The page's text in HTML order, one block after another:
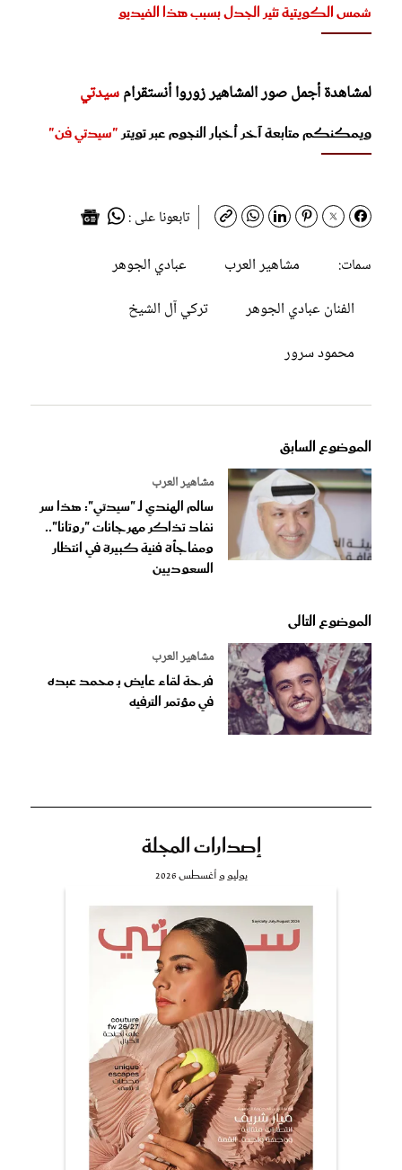
شمس الكويتية تثير الجدل بسبب هذا الفيديو
لمشاهدة أجمل صور المشاهير زوروا أنستقرامسيدتي
ويمكنكم متابعة آخر أخبار النجوم عبر تويتر"سيدتي فن"
تابعونا على :
سمات:
مشاهير العرب
عبادي الجوهر
الفنان عبادي الجوهر
تركي آل الشيخ
محمود سرور
الموضوع السابق
مشاهير العرب
سالم الهندي لـ "سيدتي": هذا سر
نفاد تذاكر مهرجانات "روتانا"..
ومفاجأة فنية كبيرة في انتظار
السعوديين
الموضوع التالى
مشاهير العرب
فرحة لقاء عايض بـ محمد عبده
في مؤتمر الترفيه
إصدارات المجلة
يوليو و أغسطس 2026